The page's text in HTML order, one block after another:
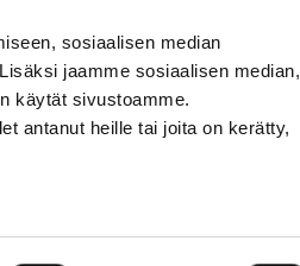
sosiaalisen median
jaamme sosiaalisen median,
käytät sivustoamme.
antanut heille tai joita on kerätty,